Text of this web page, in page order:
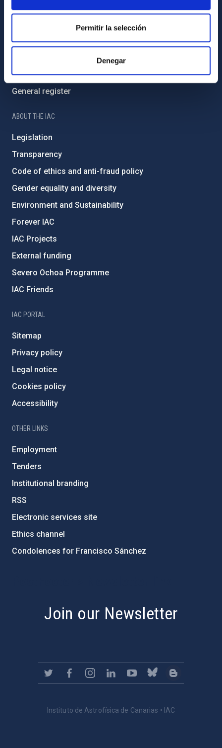
Permitir la selección
Denegar
How to get to the IAC
Library
General register
ABOUT THE IAC
Legislation
Transparency
Code of ethics and anti-fraud policy
Gender equality and diversity
Environment and Sustainability
Forever IAC
IAC Projects
External funding
Severo Ochoa Programme
IAC Friends
IAC PORTAL
Sitemap
Privacy policy
Legal notice
Cookies policy
Accessibility
OTHER LINKS
Employment
Tenders
Institutional branding
RSS
Electronic services site
Ethics channel
Condolences for Francisco Sánchez
Join our Newsletter
Instituto de Astrofísica de Canarias • IAC